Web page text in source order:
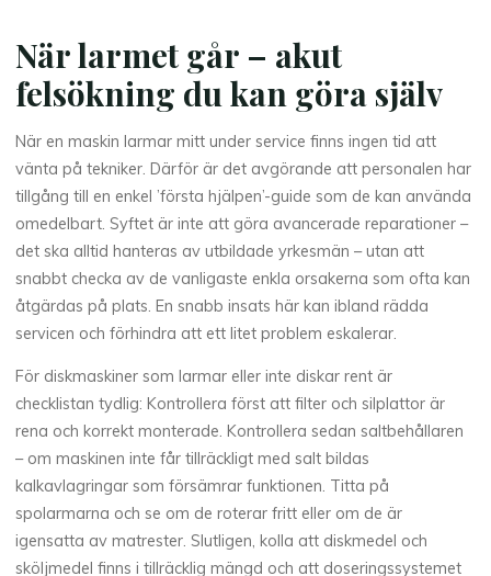
När larmet går – akut
felsökning du kan göra själv
När en maskin larmar mitt under service finns ingen tid att
vänta på tekniker. Därför är det avgörande att personalen har
tillgång till en enkel ’första hjälpen’-guide som de kan använda
omedelbart. Syftet är inte att göra avancerade reparationer –
det ska alltid hanteras av utbildade yrkesmän – utan att
snabbt checka av de vanligaste enkla orsakerna som ofta kan
åtgärdas på plats. En snabb insats här kan ibland rädda
servicen och förhindra att ett litet problem eskalerar.
För diskmaskiner som larmar eller inte diskar rent är
checklistan tydlig: Kontrollera först att filter och silplattor är
rena och korrekt monterade. Kontrollera sedan saltbehållaren
– om maskinen inte får tillräckligt med salt bildas
kalkavlagringar som försämrar funktionen. Titta på
spolarmarna och se om de roterar fritt eller om de är
igensatta av matrester. Slutligen, kolla att diskmedel och
sköljmedel finns i tillräcklig mängd och att doseringssystemet